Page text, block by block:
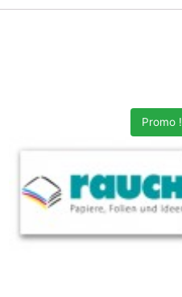
Promo !